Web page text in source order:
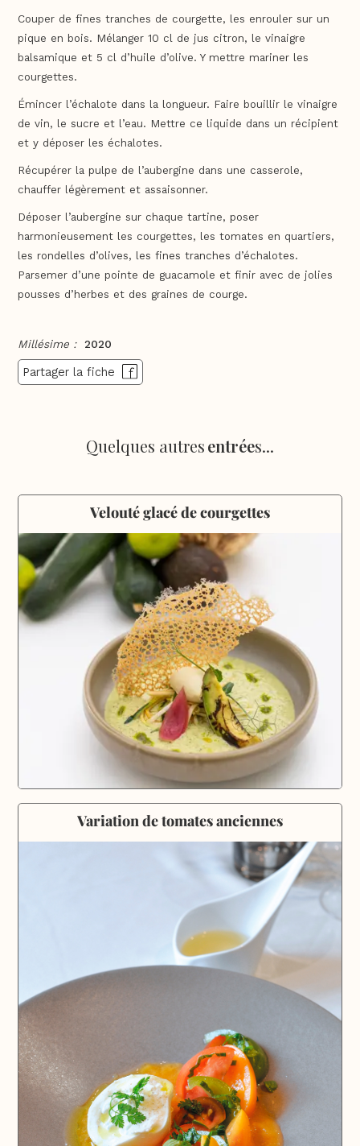
Couper de fines tranches de courgette, les enrouler sur un
pique en bois. Mélanger 10 cl de jus citron, le vinaigre
balsamique et 5 cl d’huile d’olive. Y mettre mariner les
courgettes.
Émincer l’échalote dans la longueur. Faire bouillir le vinaigre
de vin, le sucre et l’eau. Mettre ce liquide dans un récipient
et y déposer les échalotes.
Récupérer la pulpe de l’aubergine dans une casserole,
chauffer légèrement et assaisonner.
Déposer l’aubergine sur chaque tartine, poser
harmonieusement les courgettes, les tomates en quartiers,
les rondelles d’olives, les fines tranches d’échalotes.
Parsemer d’une pointe de guacamole et finir avec de jolies
pousses d’herbes et des graines de courge.
Millésime : 2020
Partager la fiche
Quelques autresentrées...
Velouté glacé de courgettes
Variation de tomates anciennes